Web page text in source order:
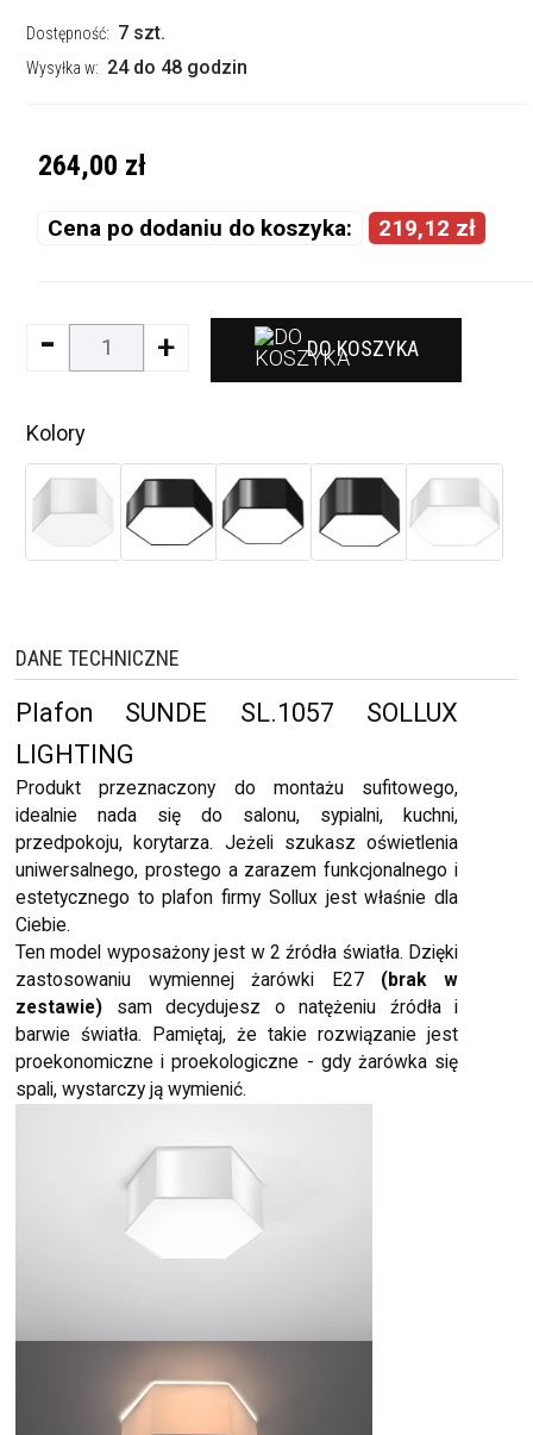
Dostępność: 7 szt.
Wysyłka w: 24 do 48 godzin
264,00 zł
Cena po dodaniu do koszyka: 219,12 zł
- + DO KOSZYKA
Kolory
DANE TECHNICZNE
Plafon SUNDE SL.1057 SOLLUX
LIGHTING
Produkt przeznaczony do montażu sufitowego,
idealnie nada się do salonu, sypialni, kuchni,
przedpokoju, korytarza. Jeżeli szukasz oświetlenia
uniwersalnego, prostego a zarazem funkcjonalnego i
estetycznego to plafon firmy Sollux jest właśnie dla
Ciebie.
Ten model wyposażony jest w 2 źródła światła. Dzięki
zastosowaniu wymiennej żarówki E27 (brak w
zestawie) sam decydujesz o natężeniu źródła i
barwie światła. Pamiętaj, że takie rozwiązanie jest
proekonomiczne i proekologiczne - gdy żarówka się
spali, wystarczy ją wymienić.